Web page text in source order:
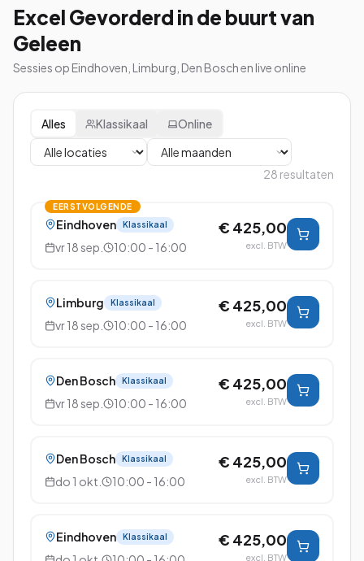
Excel Gevorderd in de buurt van
Geleen
Sessies op Eindhoven, Limburg, Den Bosch en live online
Alles Klassikaal Online
28 resultaten
EERSTVOLGENDE
Eindhoven Klassikaal
vr 18 sep. 10:00 - 16:00
€ 425,00
excl. BTW
Limburg Klassikaal
vr 18 sep. 10:00 - 16:00
€ 425,00
excl. BTW
Den Bosch Klassikaal
vr 18 sep. 10:00 - 16:00
€ 425,00
excl. BTW
Den Bosch Klassikaal
do 1 okt. 10:00 - 16:00
€ 425,00
excl. BTW
Eindhoven Klassikaal € 425,00
excl. BTW